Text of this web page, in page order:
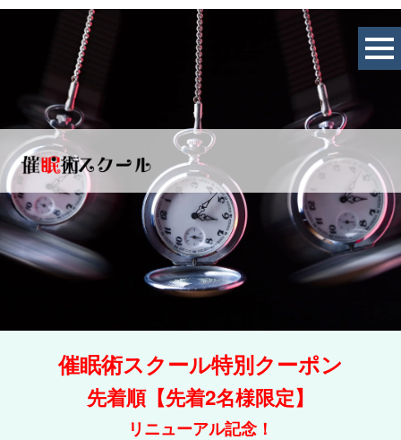
催眠術スクール特別クーポン
先着順【先着2名様限定】
リニューアル記念！